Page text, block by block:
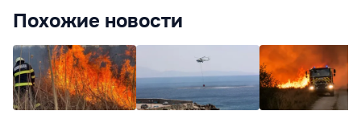
Похожие новости